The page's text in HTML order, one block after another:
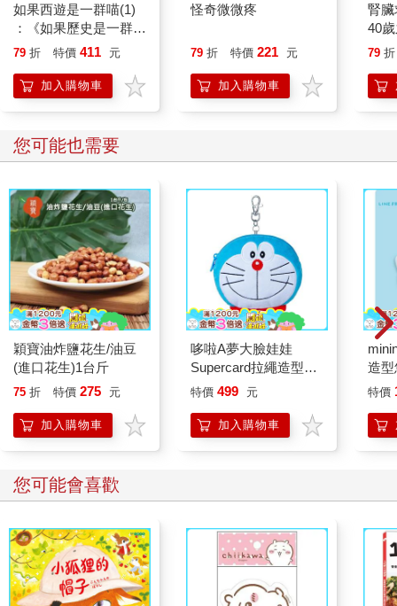
如果西遊是一群喵(1)
：《如果歷史是一群
喵》作者最新力作，附
79 折 特價 411 元
加入購物車
怪奇微微疼
79 折 特價 221 元
加入購物車
腎
40
就
79 折
您可能也需要
穎寶油炸鹽花生/油豆
(進口花生)1台斤
75 折 特價 275 元
加入購物車
哆啦A夢大臉娃娃
Supercard拉繩造型悠
遊卡【受託代銷】
特價 499 元
加入購物車
造型
託
特價
您可能會喜歡